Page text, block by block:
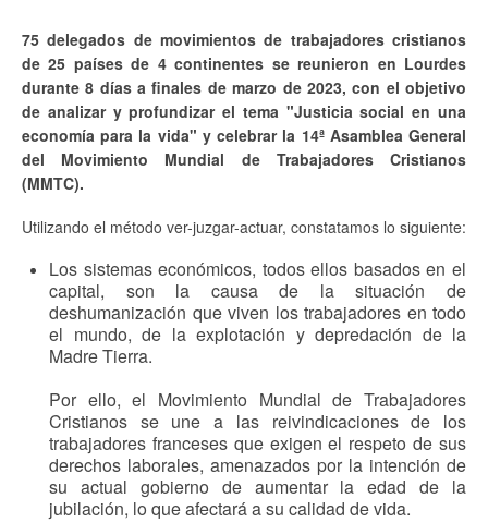
75 delegados de movimientos de trabajadores cristianos
de 25 países de 4 continentes se reunieron en Lourdes
durante 8 días a finales de marzo de 2023, con el objetivo
de analizar y profundizar el tema "Justicia social en una
economía para la vida" y celebrar la 14ª Asamblea General
del Movimiento Mundial de Trabajadores Cristianos
(MMTC).
Utilizando el método ver-juzgar-actuar, constatamos lo siguiente:
Los sistemas económicos, todos ellos basados en el
capital, son la causa de la situación de
deshumanización que viven los trabajadores en todo
el mundo, de la explotación y depredación de la
Madre Tierra.
Por ello, el Movimiento Mundial de Trabajadores
Cristianos se une a las reivindicaciones de los
trabajadores franceses que exigen el respeto de sus
derechos laborales, amenazados por la intención de
su actual gobierno de aumentar la edad de la
jubilación, lo que afectará a su calidad de vida.